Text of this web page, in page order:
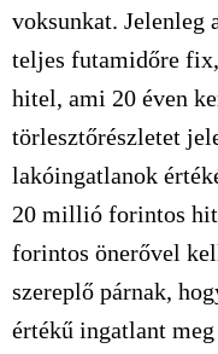
voksunkat. Jelenleg
teljes futamidőre
hitel, ami 20 éven
törlesztőrészletet
lakóingatlanok
20 millió forintos
forintos önerővel
szereplő párnak,
értékű ingatlant